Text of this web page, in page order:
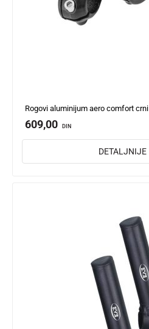
Rogovi aluminijum aero comfort crni
609,00 DIN
DETALJNIJE